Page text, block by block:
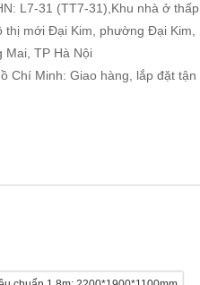
L7-31 (TT7-31),Khu nhà ở thấp
thị mới Đại Kim, phường Đại Kim,
Mai, TP Hà Nội
Chí Minh: Giao hàng, lắp đặt tận